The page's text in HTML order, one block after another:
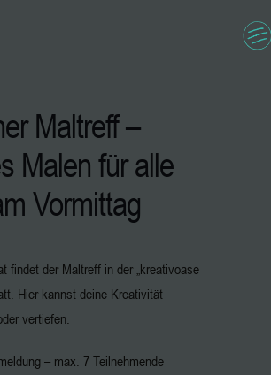
Maltreff –
Malen für alle
Vormittag
findet der Maltreff in der „kreativoase
Hier kannst deine Kreativität
vertiefen.
– max. 7 Teilnehmende